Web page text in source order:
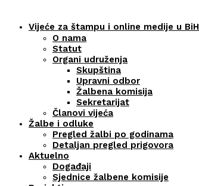
Vijeće za štampu i online medije u BiH
O nama
Statut
Organi udruženja
Skupština
Upravni odbor
Žalbena komisija
Sekretarijat
Članovi vijeća
Žalbe i odluke
Pregled žalbi po godinama
Detaljan pregled prigovora
Aktuelno
Događaji
Sjednice žalbene komisije